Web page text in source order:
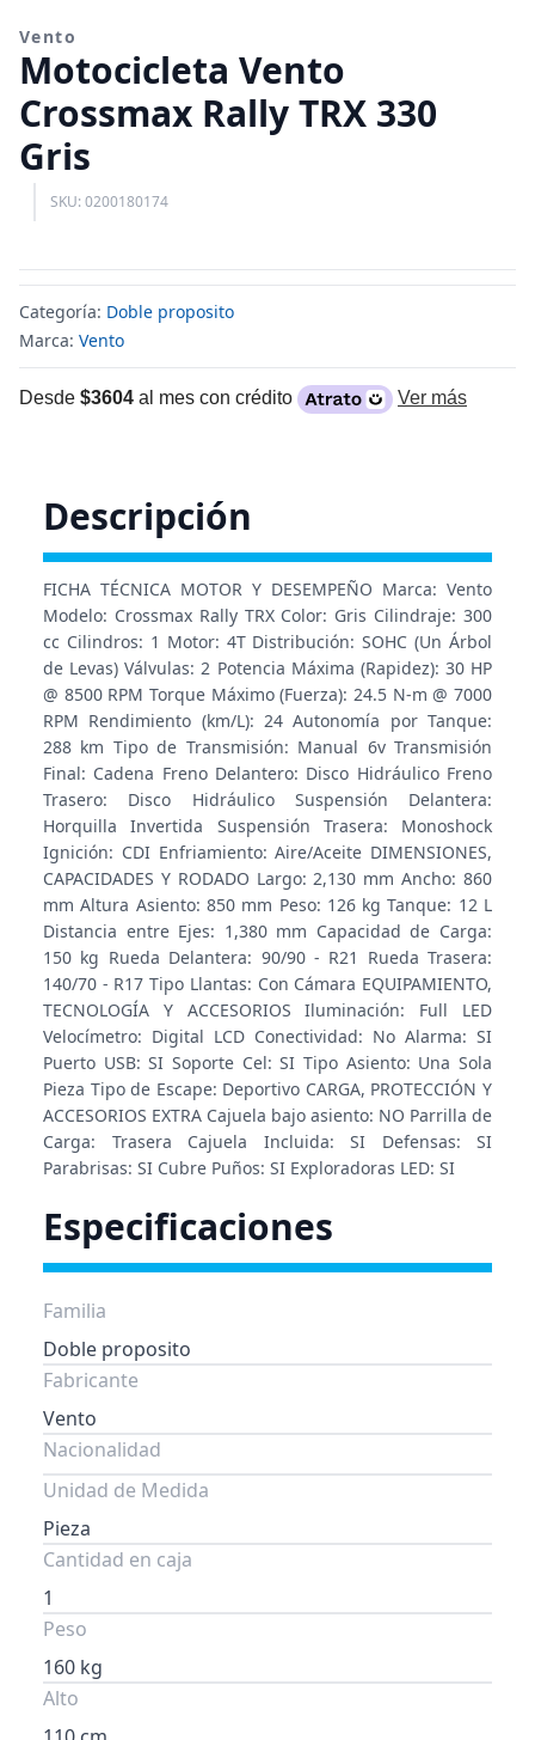
Vento
Motocicleta Vento
Crossmax Rally TRX 330
Gris
SKU: 0200180174
Categoría: Doble proposito
Marca: Vento
Desde $3604 al mes con crédito Ver más
Descripción
FICHA TÉCNICA MOTOR Y DESEMPEÑO Marca: Vento
Modelo: Crossmax Rally TRX Color: Gris Cilindraje: 300
cc Cilindros: 1 Motor: 4T Distribución: SOHC (Un Árbol
de Levas) Válvulas: 2 Potencia Máxima (Rapidez): 30 HP
@ 8500 RPM Torque Máximo (Fuerza): 24.5 N-m @ 7000
RPM Rendimiento (km/L): 24 Autonomía por Tanque:
288 km Tipo de Transmisión: Manual 6v Transmisión
Final: Cadena Freno Delantero: Disco Hidráulico Freno
Trasero: Disco Hidráulico Suspensión Delantera:
Horquilla Invertida Suspensión Trasera: Monoshock
Ignición: CDI Enfriamiento: Aire/Aceite DIMENSIONES,
CAPACIDADES Y RODADO Largo: 2,130 mm Ancho: 860
mm Altura Asiento: 850 mm Peso: 126 kg Tanque: 12 L
Distancia entre Ejes: 1,380 mm Capacidad de Carga:
150 kg Rueda Delantera: 90/90 - R21 Rueda Trasera:
140/70 - R17 Tipo Llantas: Con Cámara EQUIPAMIENTO,
TECNOLOGÍA Y ACCESORIOS Iluminación: Full LED
Velocímetro: Digital LCD Conectividad: No Alarma: SI
Puerto USB: SI Soporte Cel: SI Tipo Asiento: Una Sola
Pieza Tipo de Escape: Deportivo CARGA, PROTECCIÓN Y
ACCESORIOS EXTRA Cajuela bajo asiento: NO Parrilla de
Carga: Trasera Cajuela Incluida: SI Defensas: SI
Parabrisas: SI Cubre Puños: SI Exploradoras LED: SI
Especificaciones
Familia
Doble proposito
Fabricante
Vento
Nacionalidad
Unidad de Medida
Pieza
Cantidad en caja
1
Peso
160 kg
Alto